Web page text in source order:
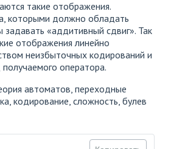
такие отображения.
которыми должно обладать
«аддитивный сдвиг». Так
отображения линейно
неизбыточных кодирований и
оператора.
автоматов, переходные
кодирование, сложность, булев